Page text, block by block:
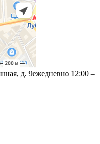
д. 9ежедневно 12:00 –